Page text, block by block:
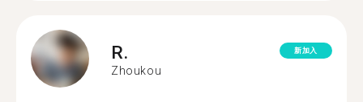
R.
Zhoukou
新加入